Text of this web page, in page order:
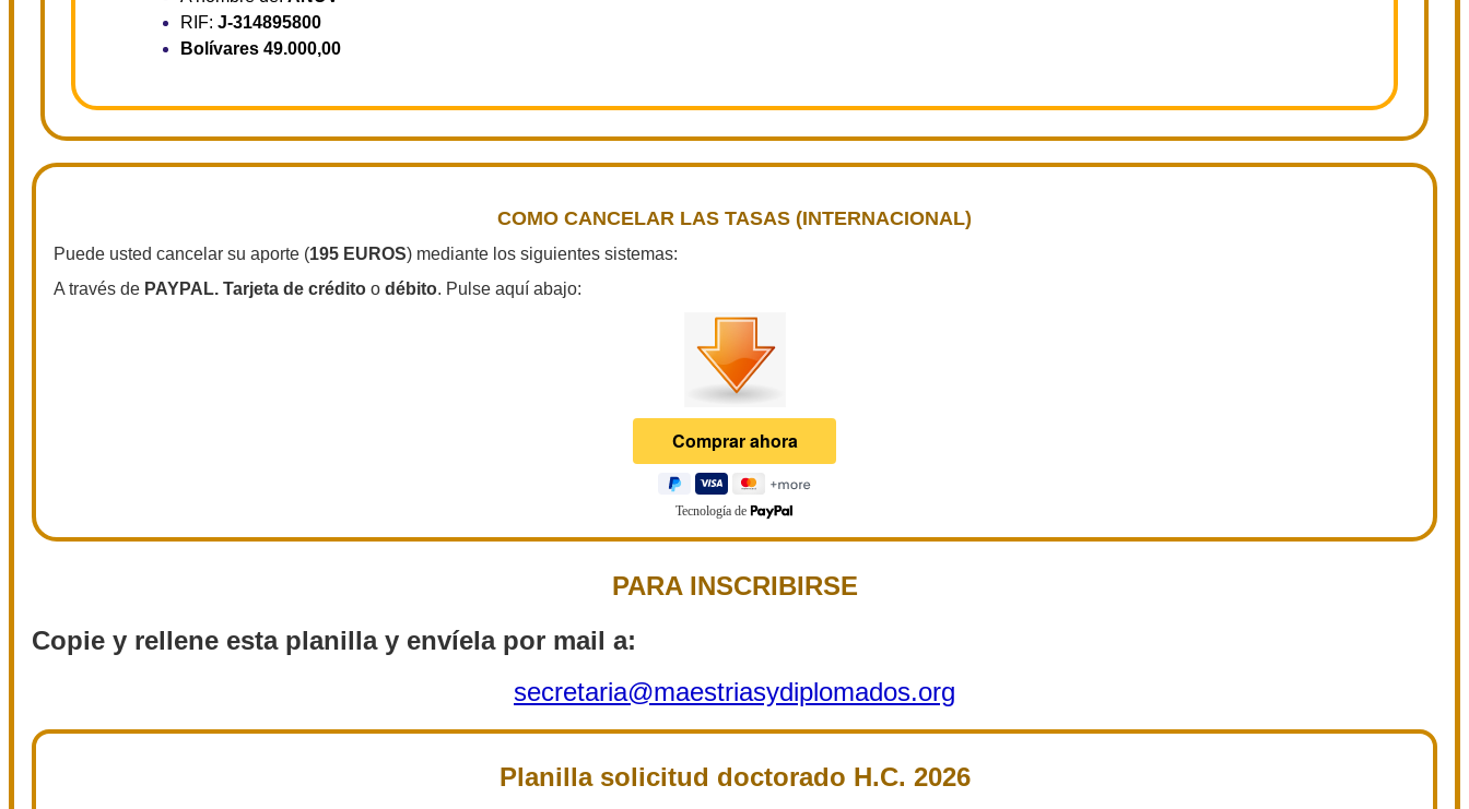
RIF: J-314895800
Bolívares 49.000,00
COMO CANCELAR LAS TASAS (INTERNACIONAL)
Puede usted cancelar su aporte (195 EUROS) mediante los siguientes sistemas:
A través de PAYPAL. Tarjeta de crédito o débito. Pulse aquí abajo:
Tecnología de
PARA INSCRIBIRSE
Copie y rellene esta planilla y envíela por mail a:
secretaria@maestriasydiplomados.org
Planilla solicitud doctorado H.C. 2026